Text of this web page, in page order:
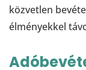
közvetlen
élményekkel